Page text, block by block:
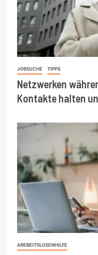
JOBSUCHE TIPPS
Netzwerken
Kontakte halten
AREBEITSLOSENHILFE